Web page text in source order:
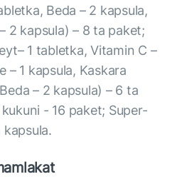
Beda – 2 kapsula,
2 kapsula) – 8 ta paket;
1 tabletka, Vitamin C –
– 1 kapsula, Kaskara
– 2 kapsula) – 6 ta
- 16 paket; Super-